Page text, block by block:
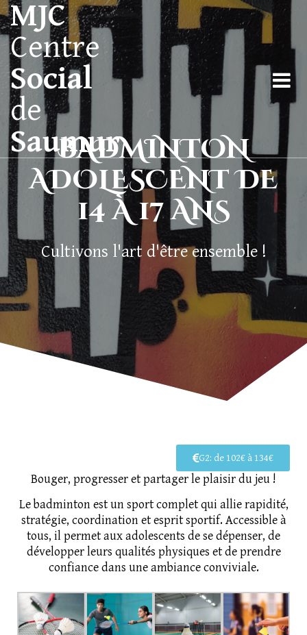
MJC
Centre
Social
de
Saumur
BADMINTON
ADOLESCENT DE
14 À 17 ANS
Cultivons l'art d'être ensemble !
G2: de 102€ à 134€
Bouger, progresser et partager le plaisir du jeu !
Le badminton est un sport complet qui allie rapidité,
stratégie, coordination et esprit sportif. Accessible à
tous, il permet aux adolescents de se dépenser, de
développer leurs qualités physiques et de prendre
confiance dans une ambiance conviviale.